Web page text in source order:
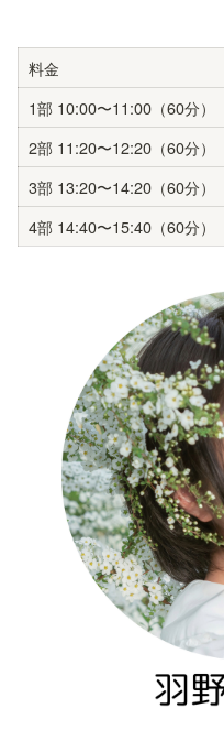
料金
1部 10:00〜11:00（60分）
2部 11:20〜12:20（60分）
3部 13:20〜14:20（60分）
4部 14:40〜15:40（60分）